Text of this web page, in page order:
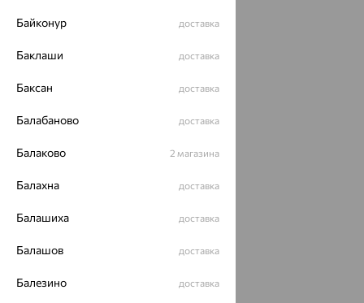
Байконур доставка
Баклаши доставка
Баксан доставка
Балабаново доставка
Балаково 2 магазина
Балахна доставка
Балашиха доставка
Балашов доставка
Балезино доставка